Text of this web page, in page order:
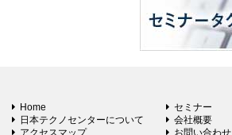
Home
セミナー
日本テクノセンターについて
会社概要
アクセスマップ
お問い合わせ